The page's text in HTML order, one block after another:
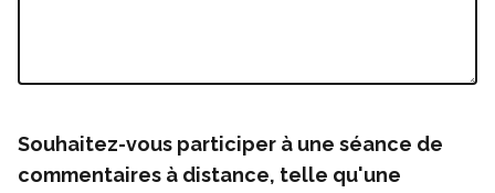
Souhaitez-vous participer à une séance de
commentaires à distance, telle qu'une